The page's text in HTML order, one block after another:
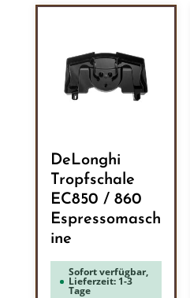
DeLonghi
Tropfschale
EC850 / 860
Espressomasch
ine
Sofort verfügbar,
Lieferzeit: 1-3
Tage